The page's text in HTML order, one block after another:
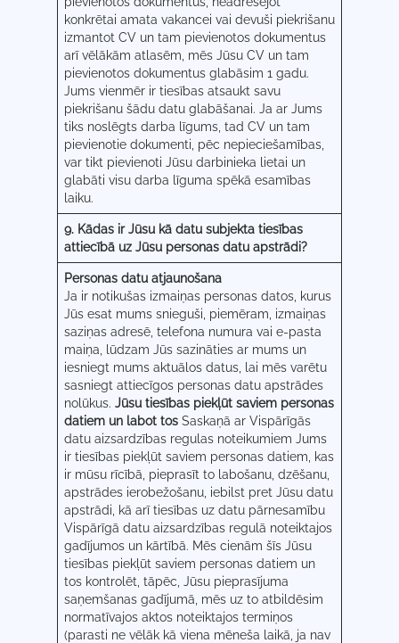
konkrētai amata vakancei vai devuši piekrišanu
izmantot CV un tam pievienotos dokumentus
arī vēlākām atlasēm, mēs Jūsu CV un tam
pievienotos dokumentus glabāsim 1 gadu.
Jums vienmēr ir tiesības atsaukt savu
piekrišanu šādu datu glabāšanai. Ja ar Jums
tiks noslēgts darba līgums, tad CV un tam
pievienotie dokumenti, pēc nepieciešamības,
var tikt pievienoti Jūsu darbinieka lietai un
glabāti visu darba līguma spēkā esamības
laiku.
9. Kādas ir Jūsu kā datu subjekta tiesības
attiecībā uz Jūsu personas datu apstrādi?
Personas datu atjaunošana
Ja ir notikušas izmaiņas personas datos, kurus
Jūs esat mums snieguši, piemēram, izmaiņas
saziņas adresē, telefona numura vai e-pasta
maiņa, lūdzam Jūs sazināties ar mums un
iesniegt mums aktuālos datus, lai mēs varētu
sasniegt attiecīgos personas datu apstrādes
nolūkus. Jūsu tiesības piekļūt saviem personas
datiem un labot tos Saskaņā ar Vispārīgās
datu aizsardzības regulas noteikumiem Jums
ir tiesības piekļūt saviem personas datiem, kas
ir mūsu rīcībā, pieprasīt to labošanu, dzēšanu,
apstrādes ierobežošanu, iebilst pret Jūsu datu
apstrādi, kā arī tiesības uz datu pārnesamību
Vispārīgā datu aizsardzības regulā noteiktajos
gadījumos un kārtībā. Mēs cienām šīs Jūsu
tiesības piekļūt saviem personas datiem un
tos kontrolēt, tāpēc, Jūsu pieprasījuma
saņemšanas gadījumā, mēs uz to atbildēsim
normatīvajos aktos noteiktajos termiņos
(parasti ne vēlāk kā viena mēneša laikā, ja nav